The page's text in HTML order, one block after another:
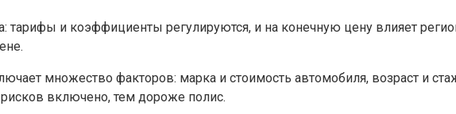
и коэффициенты регулируются, и на конечную цену влияет
множество факторов: марка и стоимость автомобиля, возраст и
включено, тем дороже полис.